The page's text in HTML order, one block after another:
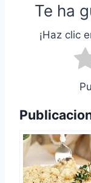
Te ha
¡Haz clic